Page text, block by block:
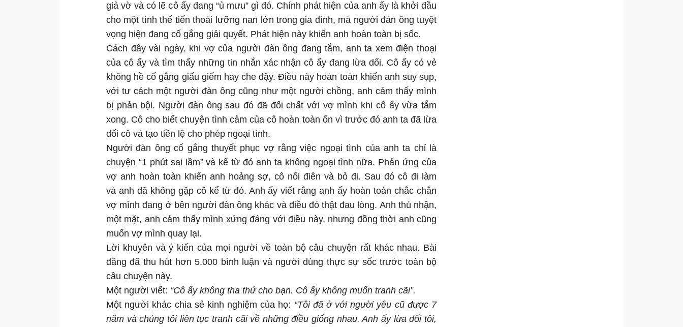
giả vờ và có lẽ cô ấy đang “ủ mưu” gì đó. Chính phát hiện của anh ấy là khởi đầu
cho một tình thế tiến thoái lưỡng nan lớn trong gia đình, mà người đàn ông tuyệt
vọng hiện đang cố gắng giải quyết. Phát hiện này khiến anh hoàn toàn bị sốc.
Cách đây vài ngày, khi vợ của người đàn ông đang tắm, anh ta xem điện thoại
của cô ấy và tìm thấy những tin nhắn xác nhận cô ấy đang lừa dối. Cô ấy có vẻ
không hề cố gắng giấu giếm hay che đậy. Điều này hoàn toàn khiến anh suy sụp,
với tư cách một người đàn ông cũng như một người chồng, anh cảm thấy mình
bị phản bội. Người đàn ông sau đó đã đối chất với vợ mình khi cô ấy vừa tắm
xong. Cô cho biết chuyện tình cảm của cô hoàn toàn ổn vì trước đó anh ta đã lừa
dối cô và tạo tiền lệ cho phép ngoại tình.
Người đàn ông cố gắng thuyết phục vợ rằng việc ngoại tình của anh ta chỉ là
chuyện “1 phút sai lầm” và kể từ đó anh ta không ngoại tình nữa. Phản ứng của
vợ anh hoàn toàn khiến anh hoảng sợ, cô nổi điên và bỏ đi. Sau đó cô đi làm
và anh đã không gặp cô kể từ đó. Anh ấy viết rằng anh ấy hoàn toàn chắc chắn
vợ mình đang ở bên người đàn ông khác và điều đó thật đau lòng. Anh thú nhận,
một mặt, anh cảm thấy mình xứng đáng với điều này, nhưng đồng thời anh cũng
muốn vợ mình quay lại.
Lời khuyên và ý kiến của mọi người về toàn bộ câu chuyện rất khác nhau. Bài
đăng đã thu hút hơn 5.000 bình luận và người dùng thực sự sốc trước toàn bộ
câu chuyện này.
Một người viết: “Cô ấy không tha thứ cho bạn. Cô ấy không muốn tranh cãi”.
Một người khác chia sẻ kinh nghiệm của họ: “Tôi đã ở với người yêu cũ được 7
năm và chúng tôi liên tục tranh cãi về những điều giống nhau. Anh ấy lừa dối tôi,